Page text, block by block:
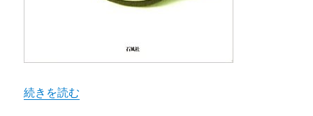
“私の病名はなんですか？” の
続きを読む